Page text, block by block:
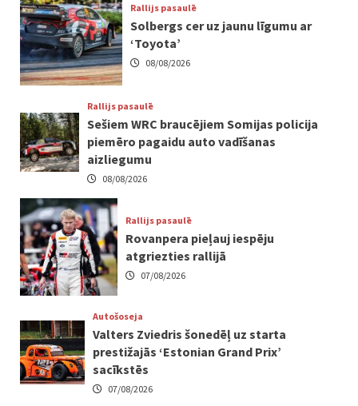
Rallijs pasaulē
Solbergs cer uz jaunu līgumu ar
‘Toyota’
08/08/2026
Rallijs pasaulē
Sešiem WRC braucējiem Somijas policija
piemēro pagaidu auto vadīšanas
aizliegumu
08/08/2026
Rallijs pasaulē
Rovanpera pieļauj iespēju
atgriezties rallijā
07/08/2026
Autošoseja
Valters Zviedris šonedēļ uz starta
prestižajās ‘Estonian Grand Prix’
sacīkstēs
07/08/2026